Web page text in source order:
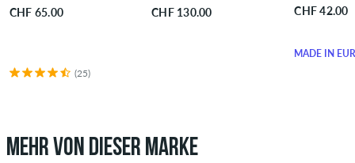
CHF 65.00
(25)
CHF 130.00 CHF 42.00
MADE IN
MEHR VON DIESER MARKE